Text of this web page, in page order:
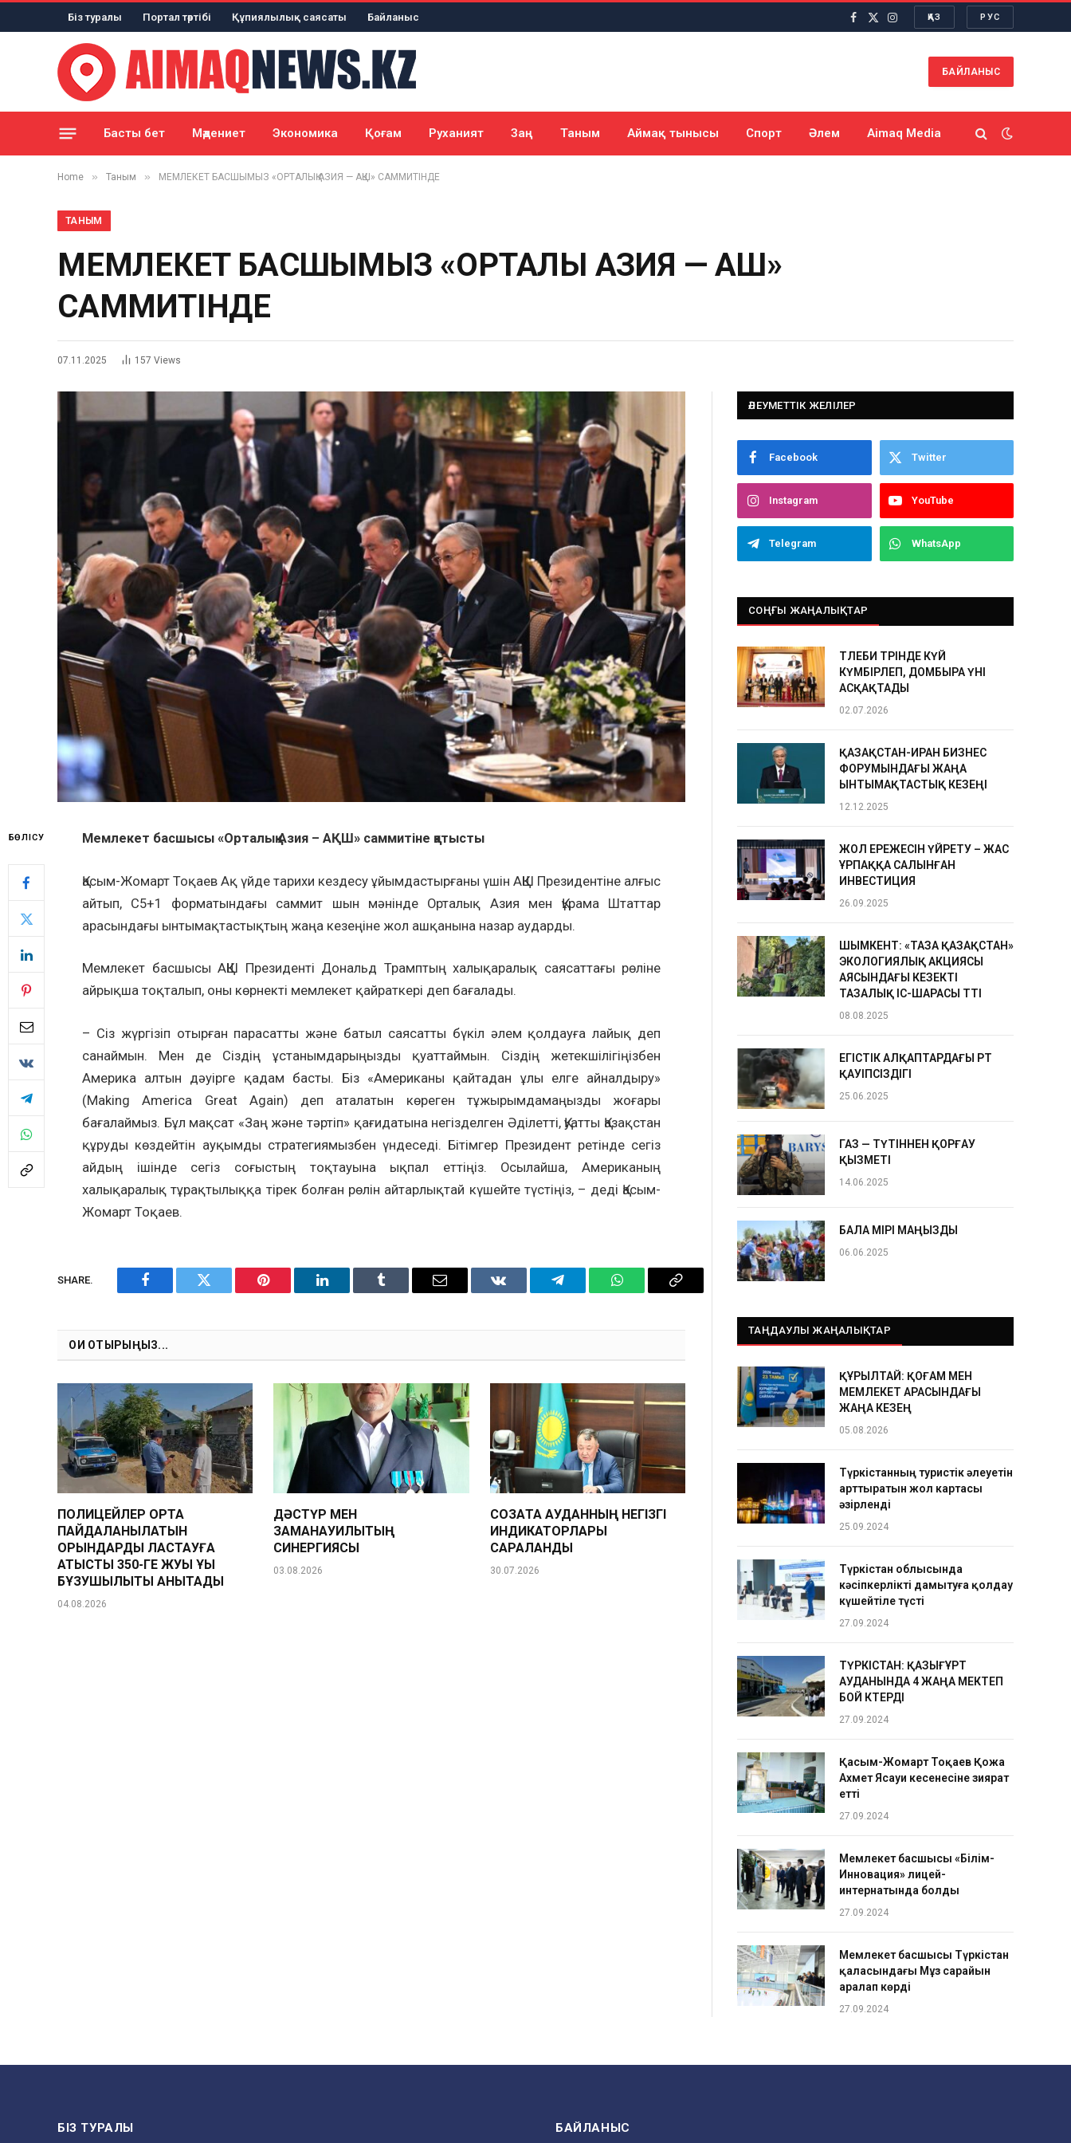
Біз туралы Портал тәртібі Құпиялылық саясаты Байланыс
Facebook
X
Instagram
ҚАЗ РУС
БАЙЛАНЫС
Басты бет Мәдениет Экономика Қоғам Руханият Заң Таным Аймақ тынысы Спорт Әлем Aimaq Media
Home » Таным » МЕМЛЕКЕТ БАСШЫМЫЗ «ОРТАЛЫҚ АЗИЯ — АҚШ» САММИТІНДЕ
ТАНЫМ
МЕМЛЕКЕТ БАСШЫМЫЗ «ОРТАЛЫҚ АЗИЯ — АҚШ»
САММИТІНДЕ
07.11.2025 157 Views
БӨЛІСУ Мемлекет басшысы «Орталық Азия – АҚШ» саммитіне қатысты
Қасым-Жомарт Тоқаев Ақ үйде тарихи кездесу ұйымдастырғаны үшін АҚШ Президентіне алғыс
айтып, С5+1 форматындағы саммит шын мәнінде Орталық Азия мен Құрама Штаттар
арасындағы ынтымақтастықтың жаңа кезеңіне жол ашқанына назар аударды.
Мемлекет басшысы АҚШ Президенті Дональд Трамптың халықаралық саясаттағы рөліне
айрықша тоқталып, оны көрнекті мемлекет қайраткері деп бағалады.
– Сіз жүргізіп отырған парасатты және батыл саясатты бүкіл әлем қолдауға лайық деп
санаймын. Мен де Сіздің ұстанымдарыңызды қуаттаймын. Сіздің жетекшілігіңізбен
Америка алтын дәуірге қадам басты. Біз «Американы қайтадан ұлы елге айналдыру»
(Making America Great Again) деп аталатын көреген тұжырымдамаңызды жоғары
бағалаймыз. Бұл мақсат «Заң және тәртіп» қағидатына негізделген Әділетті, Қуатты Қазақстан
құруды көздейтін ауқымды стратегиямызбен үндеседі. Бітімгер Президент ретінде сегіз
айдың ішінде сегіз соғыстың тоқтауына ықпал еттіңіз. Осылайша, Американың
халықаралық тұрақтылыққа тірек болған рөлін айтарлықтай күшейте түстіңіз, – деді Қасым-
Жомарт Тоқаев.
SHARE.
Facebook Twitter Pinterest LinkedIn Tumblr Email VKontakteTelegram WhatsAppCopy
ОҚИ ОТЫРЫҢЫЗ...
ПОЛИЦЕЙЛЕР ОРТАҚ
ПАЙДАЛАНЫЛАТЫН
ОРЫНДАРДЫ ЛАСТАУҒА
ҚАТЫСТЫ 350-ГЕ ЖУЫҚ ҚҰҚЫҚ
БҰЗУШЫЛЫҚТЫ АНЫҚТАДЫ
04.08.2026
ДӘСТҮР МЕН
ЗАМАНАУИЛЫҚТЫҢ
СИНЕРГИЯСЫ
03.08.2026
СОЗАҚТА АУДАННЫҢ НЕГІЗГІ
ИНДИКАТОРЛАРЫ
САРАЛАНДЫ
30.07.2026
ӘЛЕУМЕТТІК ЖЕЛІЛЕР
Facebook Twitter
Instagram YouTube
Telegram WhatsApp
СОҢҒЫ ЖАҢАЛЫҚТАР
ТӨЛЕБИ ТӨРІНДЕ КҮЙ
КҮМБІРЛЕП, ДОМБЫРА ҮНІ
АСҚАҚТАДЫ
02.07.2026
ҚАЗАҚСТАН-ИРАН БИЗНЕС
ФОРУМЫНДАҒЫ ЖАҢА
ЫНТЫМАҚТАСТЫҚ КЕЗЕҢІ
12.12.2025
ЖОЛ ЕРЕЖЕСІН ҮЙРЕТУ – ЖАС
ҰРПАҚҚА САЛЫНҒАН
ИНВЕСТИЦИЯ
26.09.2025
ШЫМКЕНТ: «ТАЗА ҚАЗАҚСТАН»
ЭКОЛОГИЯЛЫҚ АКЦИЯСЫ
АЯСЫНДАҒЫ КЕЗЕКТІ
ТАЗАЛЫҚ ІС-ШАРАСЫ ӨТТІ
08.08.2025
ЕГІСТІК АЛҚАПТАРДАҒЫ ӨРТ
ҚАУІПСІЗДІГІ
25.06.2025
ГАЗ — ТҮТІННЕН ҚОРҒАУ
ҚЫЗМЕТІ
14.06.2025
БАЛА ӨМІРІ МАҢЫЗДЫ
06.06.2025
ТАҢДАУЛЫ ЖАҢАЛЫҚТАР
ҚҰРЫЛТАЙ: ҚОҒАМ МЕН
МЕМЛЕКЕТ АРАСЫНДАҒЫ
ЖАҢА КЕЗЕҢ
05.08.2026
Түркістанның туристік әлеуетін
арттыратын жол картасы
әзірленді
25.09.2024
Түркістан облысында
кәсіпкерлікті дамытуға қолдау
күшейтіле түсті
27.09.2024
ТҮРКІСТАН: ҚАЗЫҒҰРТ
АУДАНЫНДА 4 ЖАҢА МЕКТЕП
БОЙ КӨТЕРДІ
27.09.2024
Қасым-Жомарт Тоқаев Қожа
Ахмет Ясауи кесенесіне зиярат
етті
27.09.2024
Мемлекет басшысы «Білім-
Инновация» лицей-
интернатында болды
27.09.2024
Мемлекет басшысы Түркістан
қаласындағы Мұз сарайын
аралап көрді
27.09.2024
БІЗ ТУРАЛЫ БАЙЛАНЫС